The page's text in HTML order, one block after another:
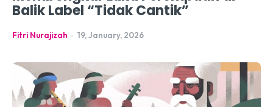
Balik Label “Tidak Cantik”
Fitri Nurajizah - 19, January, 2026